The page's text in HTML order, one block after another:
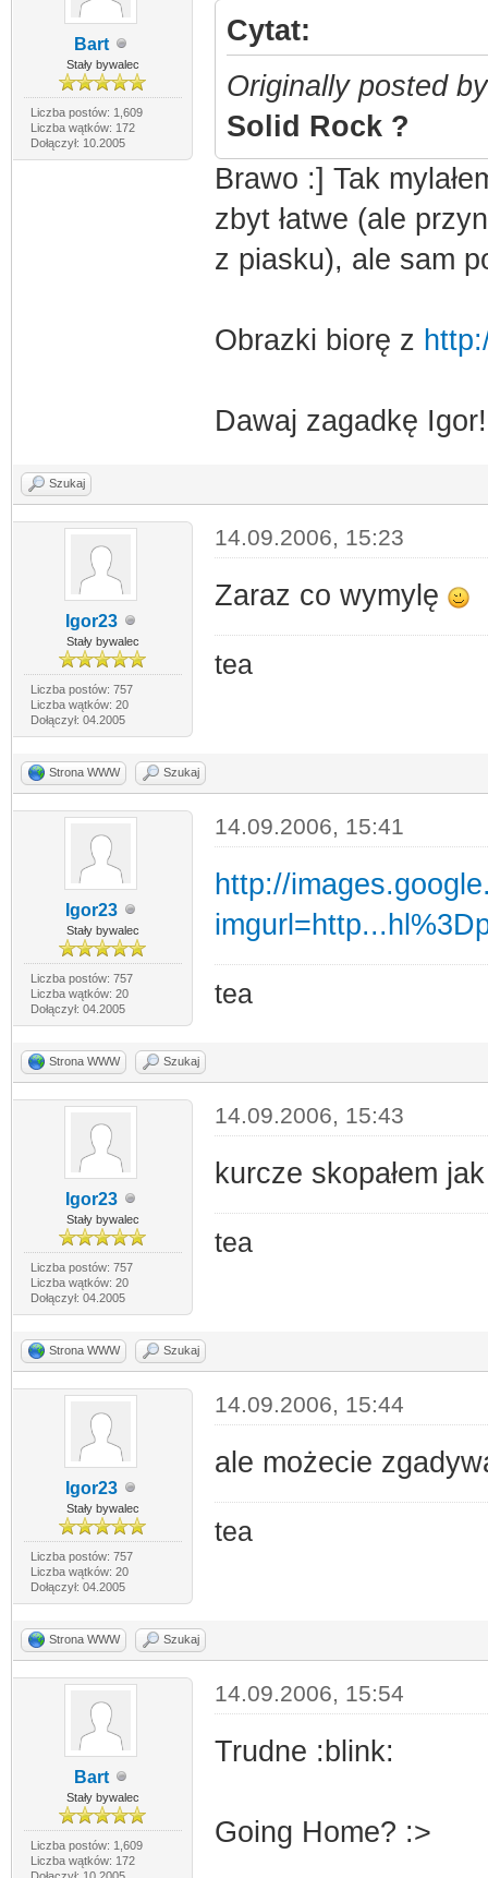
Bart
Stały bywalec
Liczba postów: 1,609
Liczba wątków: 172
Dołączył: 10.2005
Cytat:
Originally posted
Solid Rock ?
Brawo :] Tak
zbyt łatwe (ale
z piasku), ale sam
Obrazki biorę z
Dawaj zagadkę Igor!
Szukaj
Igor23
Stały bywalec
Liczba postów: 757
Liczba wątków: 20
Dołączył: 04.2005
14.09.2006, 15:23
Zaraz co wymylę
tea
Strona WWW Szukaj
Igor23
Stały bywalec
Liczba postów: 757
Liczba wątków: 20
Dołączył: 04.2005
14.09.2006, 15:41
http://
tea
Strona WWW Szukaj
Igor23
Stały bywalec
Liczba postów: 757
Liczba wątków: 20
Dołączył: 04.2005
14.09.2006, 15:43
kurcze skopałem
tea
Strona WWW Szukaj
Igor23
Stały bywalec
Liczba postów: 757
Liczba wątków: 20
Dołączył: 04.2005
14.09.2006, 15:44
ale możecie
tea
Strona WWW Szukaj
Bart
Stały bywalec
Liczba postów: 1,609
Liczba wątków: 172
14.09.2006, 15:54
Trudne :blink:
Going Home? :>